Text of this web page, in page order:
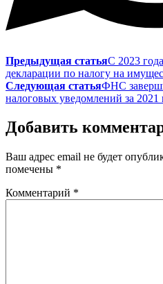
Предыдущая статьяС 2023
декларации по налогу на
Следующая статьяФНС
налоговых уведомлений за 2021
Добавить
Ваш адрес email не будет
помечены *
Комментарий *